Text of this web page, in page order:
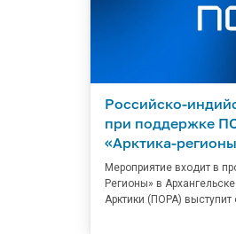
Российско-
при поддержке
«Арктика-
Мероприятие входит в
Регионы» в
Арктики (ПОРА) выступит